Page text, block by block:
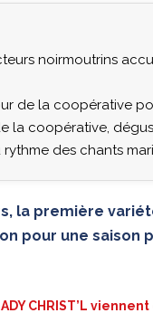
noirmoutrins
de la coopérative
la coopérative,
des chants
la première
pour une
CHRIST’L